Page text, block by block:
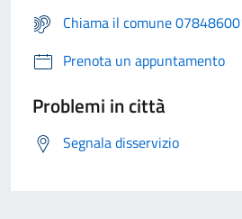
Chiama il comune
Prenota un appuntamento
Problemi in città
Segnala disservizio